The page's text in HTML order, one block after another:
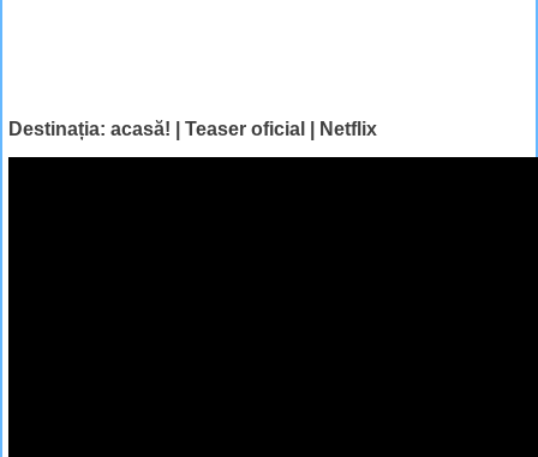
Destinația: acasă! | Teaser oficial | Netflix